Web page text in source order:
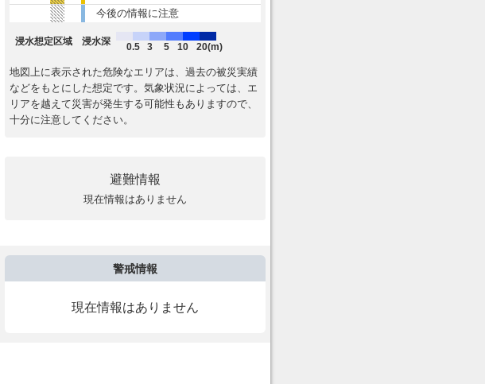
今後の情報に注意
浸水想定区域 浸水深
0.5 3 5 10 20(m)
地図上に表示された危険なエリアは、過去の被災実績
などをもとにした想定です。気象状況によっては、エ
リアを越えて災害が発生する可能性もありますので、
十分に注意してください。
避難情報
現在情報はありません
警戒情報
現在情報はありません